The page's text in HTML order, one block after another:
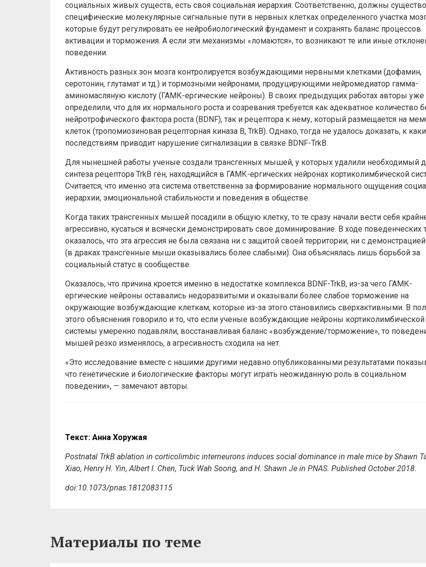
социальных живых существ, есть своя социальная иерархия. Соответственно, должны
специфические молекулярные сигнальные пути в нервных клетках определенного участка
которые будут регулировать ее нейробиологический фундамент и сохранять баланс процессов
активации и торможения. А если эти механизмы «ломаются», то возникают те или иные
поведении.
Активность разных зон мозга контролируется возбуждающими нервными клетками (дофамин,
серотонин, глутамат и тд.) и тормозными нейронами, продуцирующими нейромедиатор гамма-
аминомасляную кислоту (ГАМК-ергические нейроны). В своих предыдущих работах авторы уже
определили, что для их нормального роста и созревания требуется как адекватное количество
нейротрофического фактора роста (BDNF), так и рецептора к нему, который размещается на
клеток (тропомиозиновая рецепторная киназа B, TrkB). Однако, тогда не удалось доказать, к
последствиям приводит нарушение сигнализации в связке BDNF-TrkB.
Для нынешней работы ученые создали трансгенных мышей, у которых удалили необходимый
синтеза рецептора TrkB ген, находящийся в ГАМК-ергических нейронах кортиколимбической
Считается, что именно эта система ответственна за формирование нормального ощущения
иерархии, эмоциональной стабильности и поведения в обществе.
Когда таких трансгенных мышей посадили в общую клетку, то те сразу начали вести себя
агрессивно, кусаться и всячески демонстрировать свое доминирование. В ходе поведенческих
оказалось, что эта агрессия не была связана ни с защитой своей территории, ни с
(в драках трансгенные мыши оказывались более слабыми). Она объяснялась лишь борьбой за
социальный статус в сообществе.
Оказалось, что причина кроется именно в недостатке комплекса BDNF-TrkB, из-за чего ГАМК-
ергические нейроны оставались недоразвитыми и оказывали более слабое торможение на
окружающие возбуждающие клеткам, которые из-за этого становились сверхактивными. В
этого объяснения говорило и то, что если ученые возбуждающие нейроны кортиколимбической
системы умеренно подавляли, восстанавливая баланс «возбуждение/торможение», то
мышей резко изменялось, а агресивность сходила на нет.
«Это исследование вместе с нашими другими недавно опубликованными результатами
что генетические и биологические факторы могут играть неожиданную роль в социальном
поведении», — замечают авторы.
Текст: Анна Хоружая
Postnatal TrkB ablation in corticolimbic interneurons induces social dominance in male mice by Shawn
Xiao, Henry H. Yin, Albert I. Chen, Tuck Wah Soong, and H. Shawn Je in PNAS. Published October 2018.
doi:10.1073/pnas.1812083115
Материалы по теме